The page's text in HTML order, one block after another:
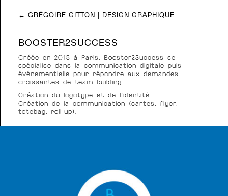
← GRÉGOIRE GITTON | DESIGN GRAPHIQUE
BOOSTER2SUCCESS
Créée en 2015 à Paris, Booster2Success se
spécialise dans la communication digitale puis
événementielle pour répondre aux demandes
croissantes de team building.
Création du logotype et de l’identité.
Création de la communication (cartes, flyer,
totebag, roll-up).